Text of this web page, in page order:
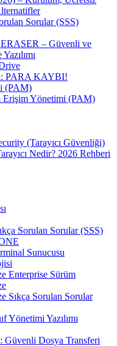
Sorular (SSS)
– Güvenli ve
PARA KAYBI!
(PAM)
Erişim Yönetimi (PAM)
(Tarayıcı Güvenliği)
Nedir? 2026 Rehberi
Sorulan Sorular (SSS)
Sunucusu
Enterprise Sürüm
Sıkça Sorulan Sorular
Yönetimi Yazılımı
Güvenli Dosya Transferi